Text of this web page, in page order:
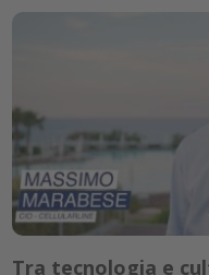
Tra tecnologia e